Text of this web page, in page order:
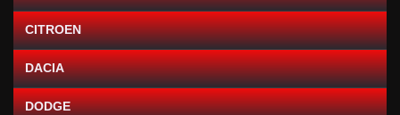
CITROEN
DACIA
DODGE